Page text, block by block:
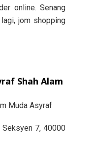
online. Senang
jom shopping
Shah Alam
Muda Asyraf
Seksyen 7, 40000